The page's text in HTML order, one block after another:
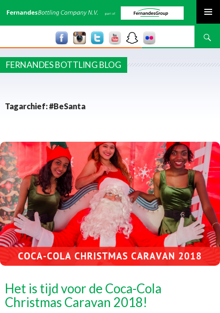
Zoeken
FERNANDES BOTTLING BLOG
Tagarchief: #BeSanta
Het is tijd voor de Coca-Cola
Christmas Caravan 2018!